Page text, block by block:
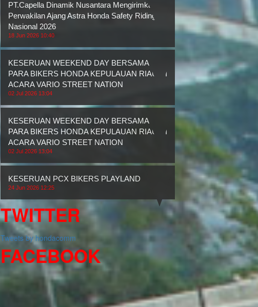
PT.Capella Dinamik Nusantara Mengirimkan 3
Perwakilan Ajang Astra Honda Safety Riding
Nasional 2026
18 Jun 2026 10:40
KESERUAN WEEKEND DAY BERSAMA
PARA BIKERS HONDA KEPULAUAN RIAU DI
ACARA VARIO STREET NATION
02 Jul 2026 13:04
KESERUAN WEEKEND DAY BERSAMA
PARA BIKERS HONDA KEPULAUAN RIAU DI
ACARA VARIO STREET NATION
02 Jul 2026 13:04
KESERUAN PCX BIKERS PLAYLAND
24 Jun 2026 12:25
TWITTER
Tweets by hondacomm
FACEBOOK